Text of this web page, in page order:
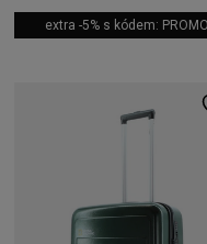
extra -5% s kódem: PROMO